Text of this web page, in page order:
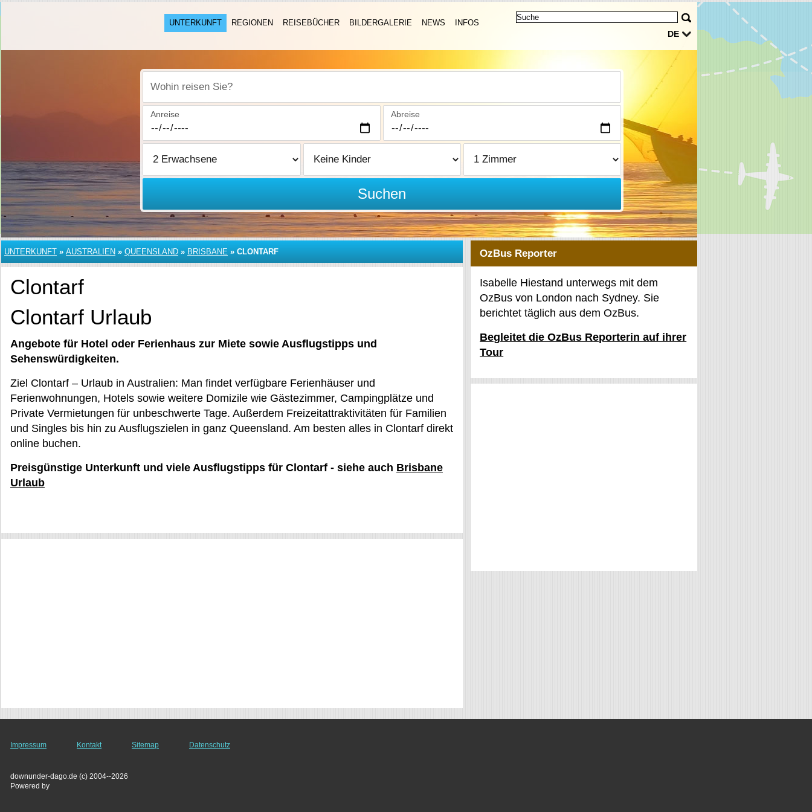
DE
UNTERKUNFT REGIONEN REISEBÜCHER BILDERGALERIE NEWS INFOS
Wohin reisen Sie?
Anreise Abreise
Suchen
UNTERKUNFT » AUSTRALIEN » QUEENSLAND » BRISBANE » CLONTARF
Clontarf
Clontarf Urlaub
Angebote für Hotel oder Ferienhaus zur Miete sowie Ausflugstipps und
Sehenswürdigkeiten.
Ziel Clontarf – Urlaub in Australien: Man findet verfügbare Ferienhäuser und
Ferienwohnungen, Hotels sowie weitere Domizile wie Gästezimmer, Campingplätze und
Private Vermietungen für unbeschwerte Tage. Außerdem Freizeitattraktivitäten für Familien
und Singles bis hin zu Ausflugszielen in ganz Queensland. Am besten alles in Clontarf direkt
online buchen.
Preisgünstige Unterkunft und viele Ausflugstipps für Clontarf - siehe auch Brisbane
Urlaub
OzBus Reporter
Isabelle Hiestand unterwegs mit dem
OzBus von London nach Sydney. Sie
berichtet täglich aus dem OzBus.
Begleitet die OzBus Reporterin auf ihrer
Tour
Impressum Kontakt Sitemap Datenschutz
downunder-dago.de (c) 2004--2026
Powered by